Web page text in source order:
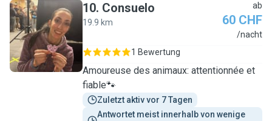
C
10. Consuelo
19.9 km
ab
60 CHF
/nacht
1 Bewertung
Amoureuse des animaux: attentionnée et
fiable🐾
Zuletzt aktiv vor 7 Tagen
Antwortet meist innerhalb von wenige